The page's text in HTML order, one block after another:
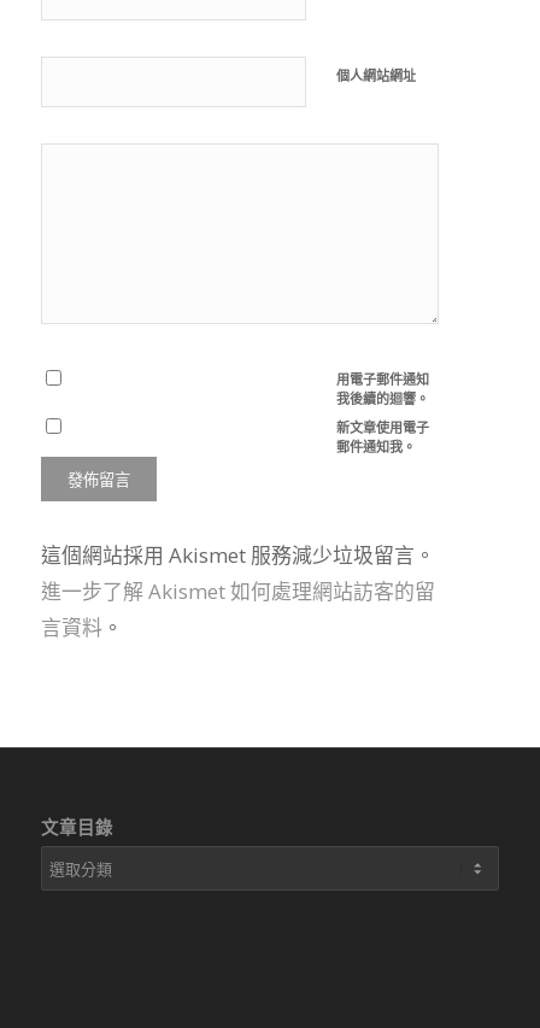
個人網站網址
用電子郵件通知
我後續的迴響。
新文章使用電子
郵件通知我。
這個網站採用 Akismet 服務減少垃圾留言。
進一步了解 Akismet 如何處理網站訪客的留
言資料。
文章目錄
文
章